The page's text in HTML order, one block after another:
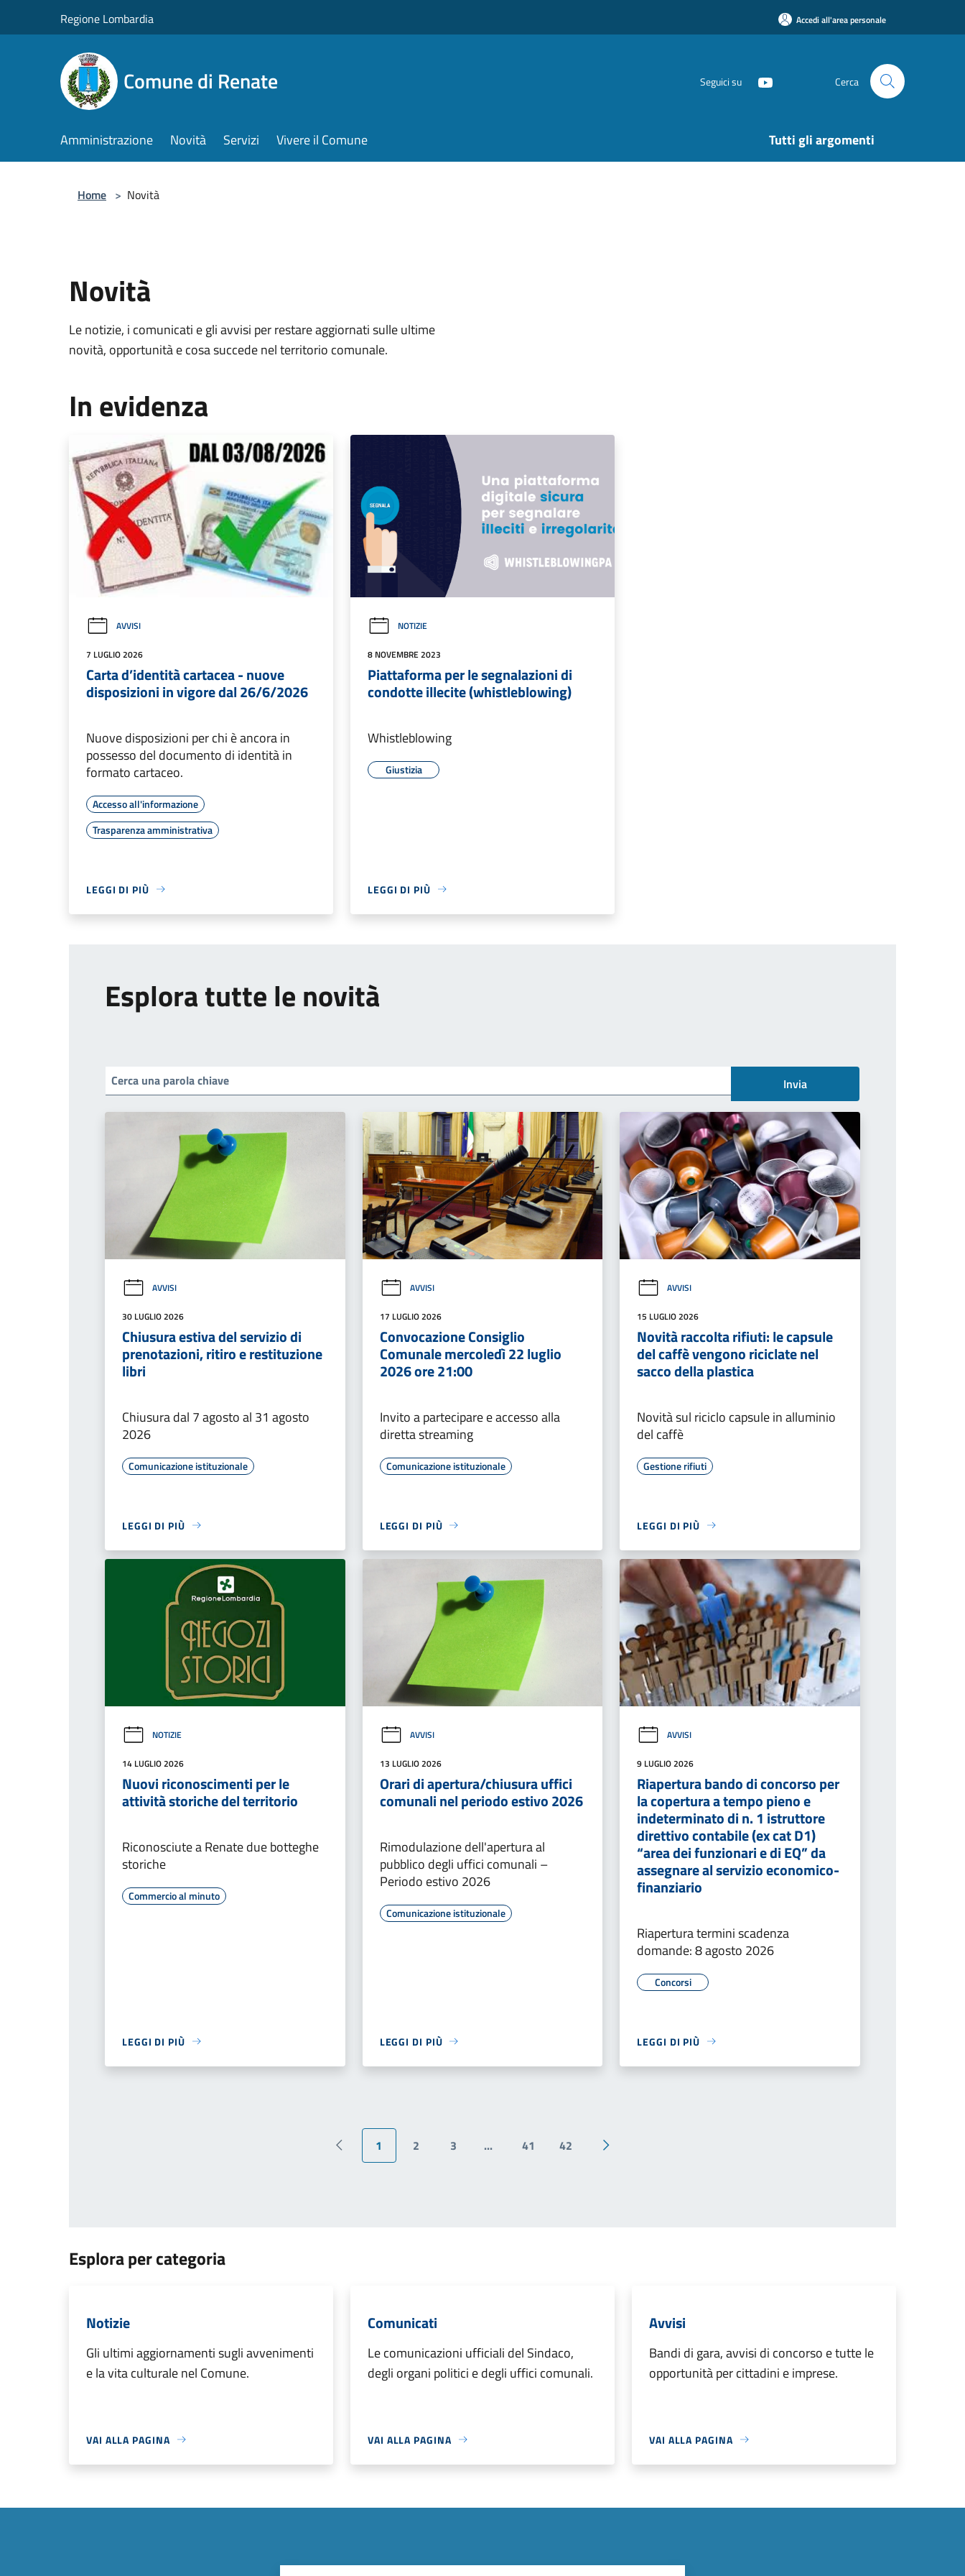
Regione Lombardia Accedi all'area personale
Comune di Renate Seguici su Cerca
Amministrazione Novità Servizi Vivere il Comune Tutti gli argomenti
Home > Novità
Novità
Le notizie, i comunicati e gli avvisi per restare aggiornati sulle ultime
novità, opportunità e cosa succede nel territorio comunale.
In evidenza
AVVISI
7 LUGLIO 2026
Carta d’identità cartacea - nuove
disposizioni in vigore dal 26/6/2026
Nuove disposizioni per chi è ancora in
possesso del documento di identità in
formato cartaceo.
Accesso all'informazione
Trasparenza amministrativa
LEGGI DI PIÙ
NOTIZIE
8 NOVEMBRE 2023
Piattaforma per le segnalazioni di
condotte illecite (whistleblowing)
Whistleblowing
Giustizia
LEGGI DI PIÙ
Esplora tutte le novità
Invia
AVVISI
30 LUGLIO 2026
Chiusura estiva del servizio di
prenotazioni, ritiro e restituzione
libri
Chiusura dal 7 agosto al 31 agosto
2026
Comunicazione istituzionale
LEGGI DI PIÙ
AVVISI
17 LUGLIO 2026
Convocazione Consiglio
Comunale mercoledì 22 luglio
2026 ore 21:00
Invito a partecipare e accesso alla
diretta streaming
Comunicazione istituzionale
LEGGI DI PIÙ
AVVISI
15 LUGLIO 2026
Novità raccolta rifiuti: le capsule
del caffè vengono riciclate nel
sacco della plastica
Novità sul riciclo capsule in alluminio
del caffè
Gestione rifiuti
LEGGI DI PIÙ
NOTIZIE
14 LUGLIO 2026
Nuovi riconoscimenti per le
attività storiche del territorio
Riconosciute a Renate due botteghe
storiche
Commercio al minuto
LEGGI DI PIÙ
AVVISI
13 LUGLIO 2026
Orari di apertura/chiusura uffici
comunali nel periodo estivo 2026
Rimodulazione dell'apertura al
pubblico degli uffici comunali –
Periodo estivo 2026
Comunicazione istituzionale
LEGGI DI PIÙ
AVVISI
9 LUGLIO 2026
Riapertura bando di concorso per
la copertura a tempo pieno e
indeterminato di n. 1 istruttore
direttivo contabile (ex cat D1)
“area dei funzionari e di EQ” da
assegnare al servizio economico-
finanziario
Riapertura termini scadenza
domande: 8 agosto 2026
Concorsi
LEGGI DI PIÙ
Pagina precedente
1 2 3 ... 41 42
Pagina successiva
Esplora per categoria
Notizie
Gli ultimi aggiornamenti sugli avvenimenti
e la vita culturale nel Comune.
VAI ALLA PAGINA
Comunicati
Le comunicazioni ufficiali del Sindaco,
degli organi politici e degli uffici comunali.
VAI ALLA PAGINA
Avvisi
Bandi di gara, avvisi di concorso e tutte le
opportunità per cittadini e imprese.
VAI ALLA PAGINA